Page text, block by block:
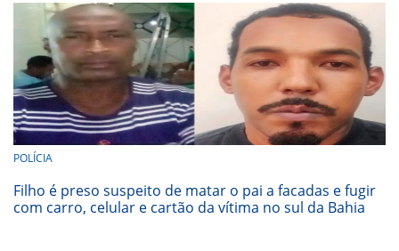
POLÍCIA
Filho é preso suspeito de matar o pai a facadas e fugir
com carro, celular e cartão da vítima no sul da Bahia